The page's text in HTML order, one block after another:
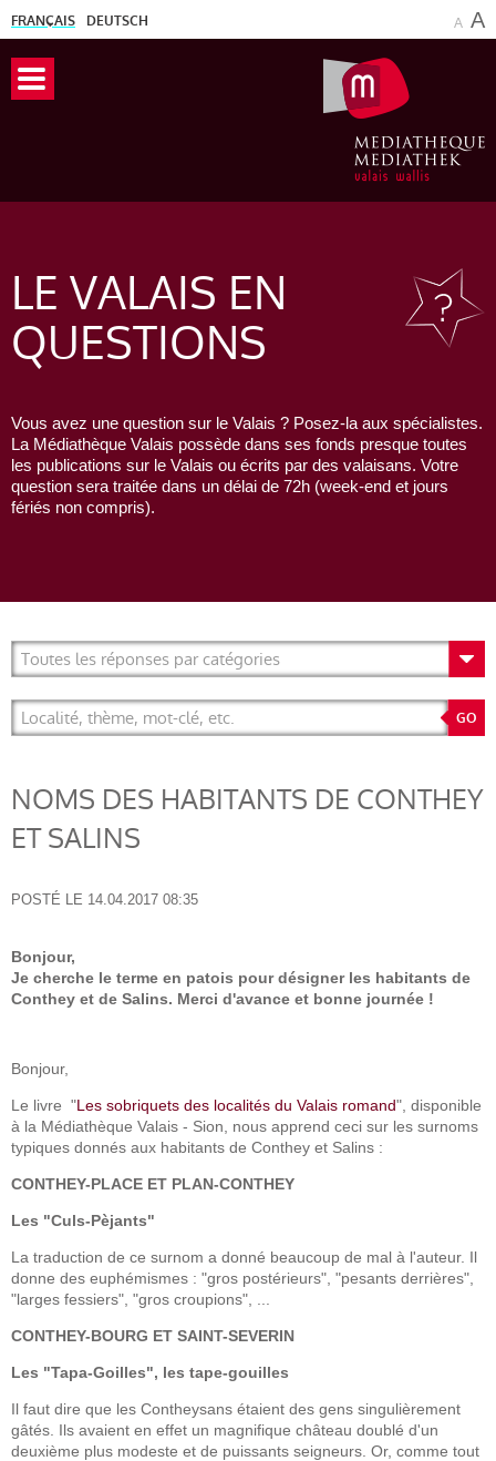
FRANÇAIS DEUTSCH A A
LE VALAIS EN
QUESTIONS
Vous avez une question sur le Valais ? Posez-la aux spécialistes.
La Médiathèque Valais possède dans ses fonds presque toutes
les publications sur le Valais ou écrits par des valaisans. Votre
question sera traitée dans un délai de 72h (week-end et jours
fériés non compris).
NOMS DES HABITANTS DE CONTHEY
ET SALINS
POSTÉ LE 14.04.2017 08:35
Bonjour,
Je cherche le terme en patois pour désigner les habitants de
Conthey et de Salins. Merci d'avance et bonne journée !
Bonjour,
Le livre "Les sobriquets des localités du Valais romand", disponible
à la Médiathèque Valais - Sion, nous apprend ceci sur les surnoms
typiques donnés aux habitants de Conthey et Salins :
CONTHEY-PLACE ET PLAN-CONTHEY
Les "Culs-Pèjants"
La traduction de ce surnom a donné beaucoup de mal à l'auteur. Il
donne des euphémismes : "gros postérieurs", "pesants derrières",
"larges fessiers", "gros croupions", ...
CONTHEY-BOURG ET SAINT-SEVERIN
Les "Tapa-Goilles", les tape-gouilles
Il faut dire que les Contheysans étaient des gens singulièrement
gâtés. Ils avaient en effet un magnifique château doublé d'un
deuxième plus modeste et de puissants seigneurs. Or, comme tout